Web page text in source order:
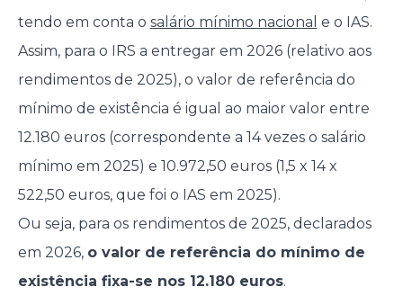
tendo em conta o salário mínimo nacional e o IAS.
Assim, para o IRS a entregar em 2026 (relativo aos
rendimentos de 2025), o valor de referência do
mínimo de existência é igual ao maior valor entre
12.180 euros (correspondente a 14 vezes o salário
mínimo em 2025) e 10.972,50 euros (1,5 x 14 x
522,50 euros, que foi o IAS em 2025).
Ou seja, para os rendimentos de 2025, declarados
em 2026, o valor de referência do mínimo de
existência fixa-se nos 12.180 euros.